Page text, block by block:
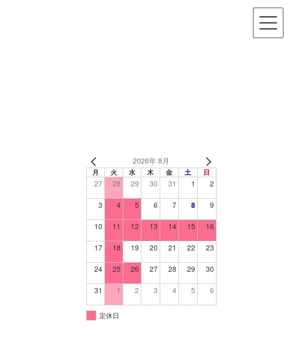
2026年 8月
月 火 水 木 金 土 日
27 28 29 30 31 1 2
3 4 5 6 7 8 9
10 11 12 13 14 15 16
17 18 19 20 21 22 23
24 25 26 27 28 29 30
31 1 2 3 4 5 6
定休日